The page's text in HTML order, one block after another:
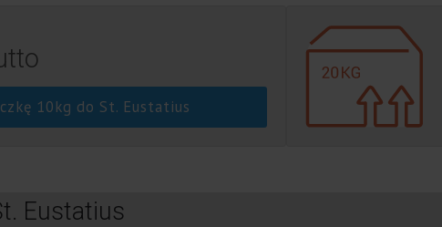
10kg do St. Eustatius
Eustatius